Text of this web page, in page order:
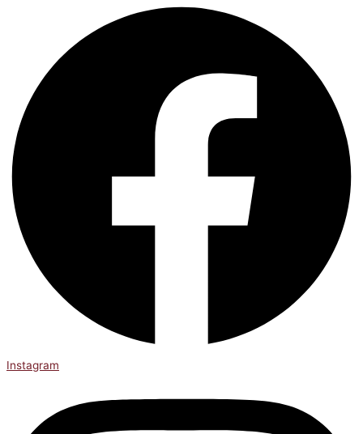
Instagram